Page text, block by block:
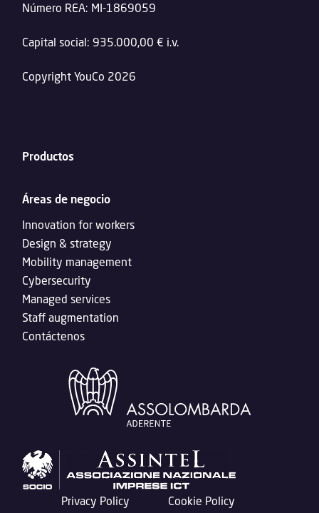
Número REA: MI-1869059
Capital social: 935.000,00 € i.v.
Copyright YouCo 2026
Productos
Áreas de negocio
Innovation for workers
Design & strategy
Mobility management
Cybersecurity
Managed services
Staff augmentation
Contáctenos
Privacy Policy
Cookie Policy